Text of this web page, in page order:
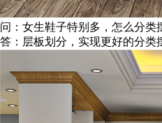
问：女生鞋子特别多，怎么分类
答：层板划分，实现更好的分类